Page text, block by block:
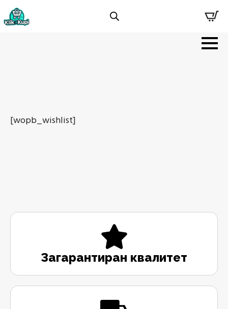
[wopb_wishlist]
Загарантиран квалитет